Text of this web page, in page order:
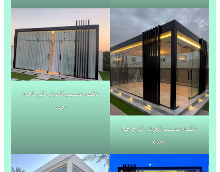
تكلفة تصميم الغرف الزجاجية
بجدة
تكلفة تصميم الغرف الزجاجية
بجدة